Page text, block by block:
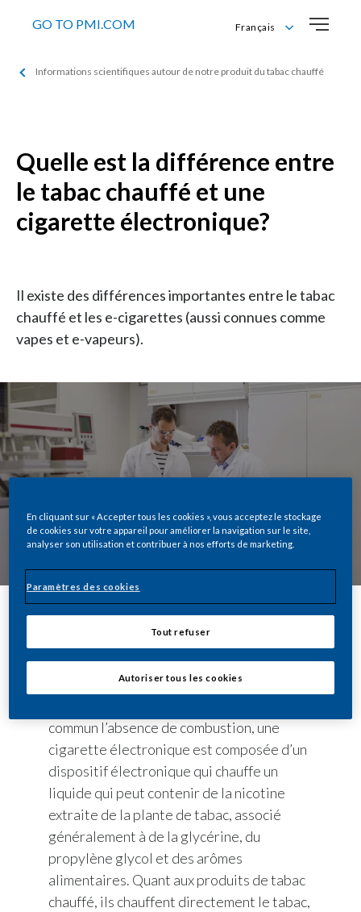
GO TO PMI.COM
Français
English
Informations scientifiques autour de notre produit du tabac chauffé
Quelle est la différence entre
le tabac chauffé et une
cigarette électronique?
Il existe des différences importantes entre le tabac
chauffé et les e-cigarettes (aussi connues comme
vapes et e-vapeurs).
commun l’absence de combustion, une
cigarette électronique est composée d’un
dispositif électronique qui chauffe un
liquide qui peut contenir de la nicotine
extraite de la plante de tabac, associé
généralement à de la glycérine, du
propylène glycol et des arômes
alimentaires. Quant aux produits de tabac
chauffé, ils chauffent directement le tabac,
En cliquant sur « Accepter tous les cookies », vous acceptez le stockage
de cookies sur votre appareil pour améliorer la navigation sur le site,
analyser son utilisation et contribuer à nos efforts de marketing.
Paramètres des cookies
Tout refuser
Autoriser tous les cookies